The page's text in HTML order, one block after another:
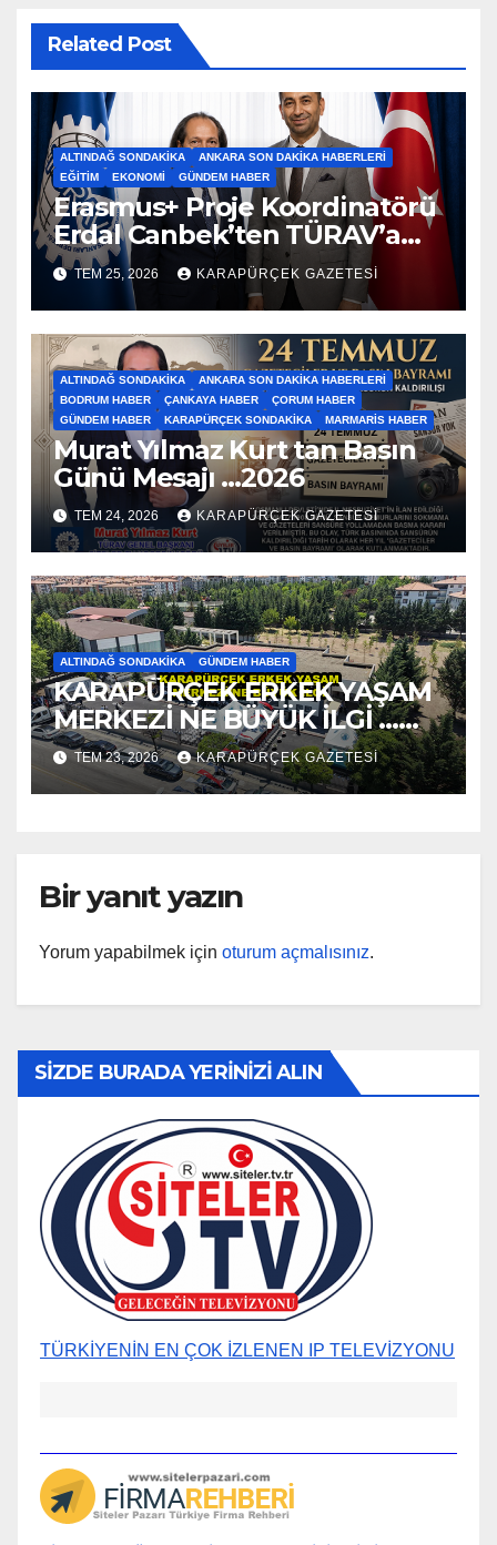
Related Post
ALTINDAĞ SONDAKIKA
ANKARA SON DAKIKA HABERLERI
EĞITIM
EKONOMI GÜNDEM HABER
Erasmus+ Proje Koordinatörü
Erdal Canbek’ten TÜRAV’a
Ziyaret…2026
TEM 25, 2026 KARAPÜRÇEK GAZETESİ
ALTINDAĞ SONDAKIKA
ANKARA SON DAKIKA HABERLERI
BODRUM HABER
ÇANKAYA HABER
ÇORUM HABER
GÜNDEM HABER
KARAPÜRÇEK SONDAKIKA MARMARIS HABER
Murat Yılmaz Kurt tan Basın
Günü Mesajı …2026
TEM 24, 2026 KARAPÜRÇEK GAZETESİ
ALTINDAĞ SONDAKIKA GÜNDEM HABER
KARAPÜRÇEK ERKEK YAŞAM
MERKEZİ NE BÜYÜK İLGİ …
2026
TEM 23, 2026 KARAPÜRÇEK GAZETESİ
Bir yanıt yazın
Yorum yapabilmek için oturum açmalısınız.
SİZDE BURADA YERİNİZİ ALIN
TÜRKİYENİN EN ÇOK İZLENEN IP TELEVİZYONU